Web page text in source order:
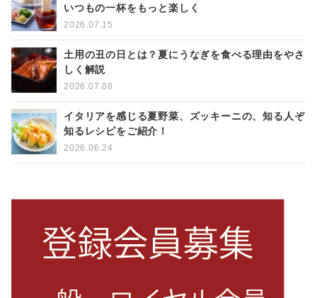
いつもの一杯をもっと楽しく
2026.07.15
土用の丑の日とは？夏にうなぎを食べる理由をやさ
しく解説
2026.07.08
イタリアを感じる夏野菜、ズッキーニの、知る人ぞ
知るレシピをご紹介！
2026.06.24